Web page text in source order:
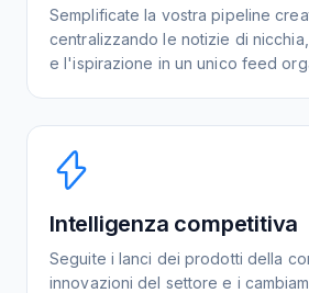
Semplificate la vostra pipeline
centralizzando le notizie di
e l'ispirazione in un unico feed
Intelligenza competitiva
Seguite i lanci dei prodotti della
innovazioni del settore e i